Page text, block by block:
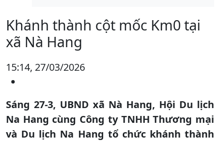
Khánh thành cột mốc Km0 tại
xã Nà Hang
15:14, 27/03/2026
Sáng 27-3, UBND xã Nà Hang, Hội Du lịch
Na Hang cùng Công ty TNHH Thương mại
và Du lịch Na Hang tổ chức khánh thành